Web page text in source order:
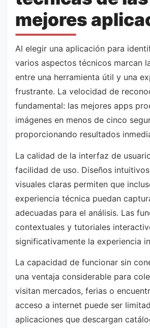
mejores
Al elegir una aplicación para
varios aspectos técnicos marcan
entre una herramienta útil y una
frustrante. La velocidad de
fundamental: las mejores apps
imágenes en menos de cinco
proporcionando resultados
La calidad de la interfaz de
facilidad de uso. Diseños
visuales claras permiten que
experiencia técnica puedan
adecuadas para el análisis. Las
contextuales y tutoriales
significativamente la experiencia
La capacidad de funcionar sin
una ventaja considerable para
visitan mercados, ferias o
acceso a internet puede ser
aplicaciones que descargan